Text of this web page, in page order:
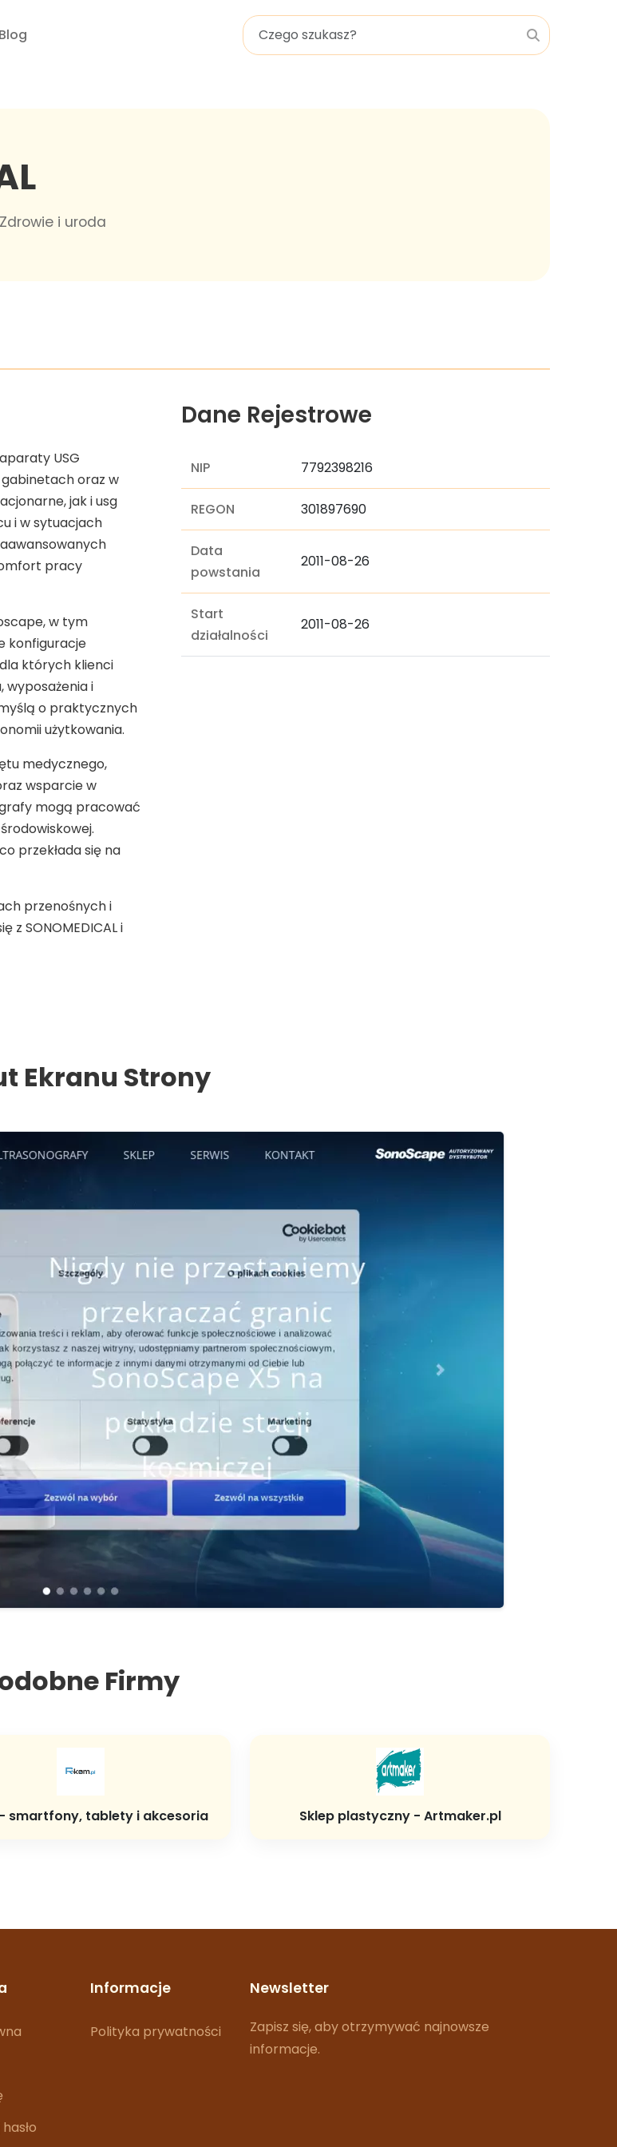
Blog
Zdrowie i uroda
USG
oraz w
jak i usg
i w sytuacjach
pracy
w tym
konfiguracje
których klienci
wyposażenia i
o praktycznych
użytkowania.
medycznego,
wsparcie w
mogą pracować
przekłada się na
przenośnych i
z SONOMEDICAL i
Dane Rejestrowe
NIP 7792398216
REGON 301897690
Data
powstania
2011-08-26
Start
działalności
2011-08-26
Ekranu Strony
Firmy
smartfony, tablety i akcesoria Sklep plastyczny - Artmaker.pl
Informacje
Polityka prywatności
Newsletter
Zapisz się, aby otrzymywać najnowsze
informacje.